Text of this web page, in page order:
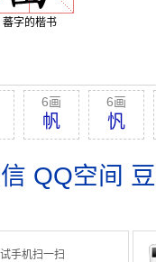
蕃字的楷书
6画
帆
6画
忛
QQ空间
手机扫一扫